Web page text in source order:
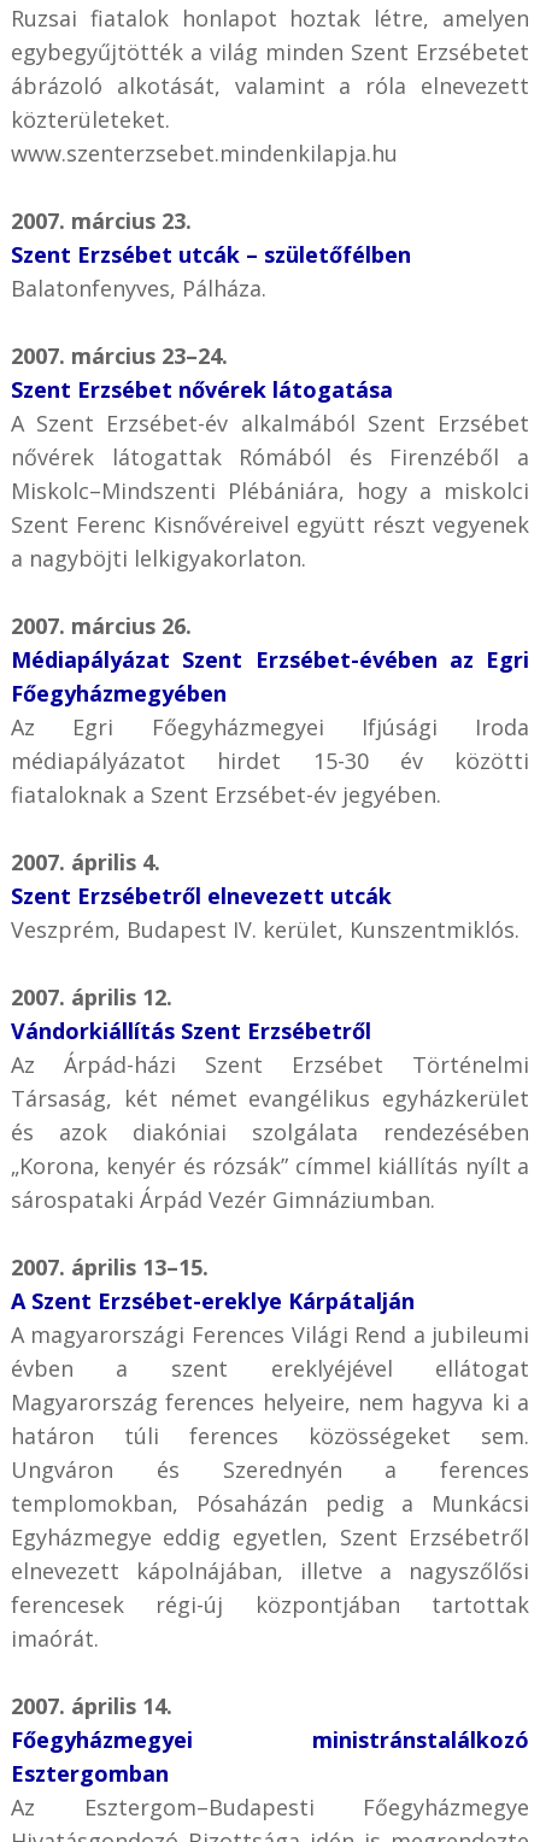
Ruzsai fiatalok honlapot hoztak létre, amelyen
egybegyűjtötték a világ minden Szent Erzsébetet
ábrázoló alkotását, valamint a róla elnevezett
közterületeket.
www.szenterzsebet.mindenkilapja.hu
2007. március 23.
Szent Erzsébet utcák – születőfélben
Balatonfenyves, Pálháza.
2007. március 23–24.
Szent Erzsébet nővérek látogatása
A Szent Erzsébet-év alkalmából Szent Erzsébet
nővérek látogattak Rómából és Firenzéből a
Miskolc–Mindszenti Plébániára, hogy a miskolci
Szent Ferenc Kisnővéreivel együtt részt vegyenek
a nagyböjti lelkigyakorlaton.
2007. március 26.
Médiapályázat Szent Erzsébet-évében az Egri
Főegyházmegyében
Az Egri Főegyházmegyei Ifjúsági Iroda
médiapályázatot hirdet 15-30 év közötti
fiataloknak a Szent Erzsébet-év jegyében.
2007. április 4.
Szent Erzsébetről elnevezett utcák
Veszprém, Budapest IV. kerület, Kunszentmiklós.
2007. április 12.
Vándorkiállítás Szent Erzsébetről
Az Árpád-házi Szent Erzsébet Történelmi
Társaság, két német evangélikus egyházkerület
és azok diakóniai szolgálata rendezésében
„Korona, kenyér és rózsák” címmel kiállítás nyílt a
sárospataki Árpád Vezér Gimnáziumban.
2007. április 13–15.
A Szent Erzsébet-ereklye Kárpátalján
A magyarországi Ferences Világi Rend a jubileumi
évben a szent ereklyéjével ellátogat
Magyarország ferences helyeire, nem hagyva ki a
határon túli ferences közösségeket sem.
Ungváron és Szerednyén a ferences
templomokban, Pósaházán pedig a Munkácsi
Egyházmegye eddig egyetlen, Szent Erzsébetről
elnevezett kápolnájában, illetve a nagyszőlősi
ferencesek régi-új központjában tartottak
imaórát.
2007. április 14.
Főegyházmegyei ministránstalálkozó
Esztergomban
Az Esztergom–Budapesti Főegyházmegye